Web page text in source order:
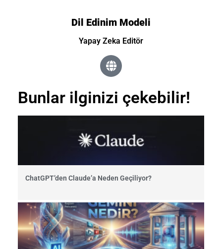
Dil Edinim Modeli
Yapay Zeka Editör
Bunlar ilginizi çekebilir!
ChatGPT’den Claude’a Neden Geçiliyor?